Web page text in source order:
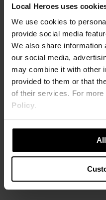
Local Heroes uses
We use cookies to
provide social media
We also share information
our social media,
may combine it with other
provided to them or that
of their services. For
Policy.
SPODNIE DZWONY ROSE GREEN
53,00 zł
269,00 zł